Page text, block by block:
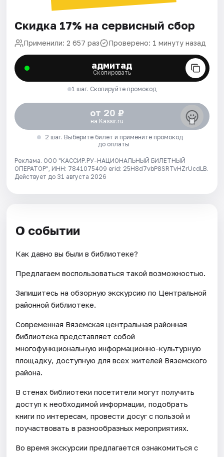
Скидка 17% на сервисный сбор
Применили: 2 657 раз Проверено: 1 минуту назад
адмитад
Скопировать
1 шаг. Скопируйте промокод
от 20 ₽
на Kassir.ru
2 шаг. Выберите билет и примените промокод
до оплаты
Реклама. ООО "КАССИР.РУ-НАЦИОНАЛЬНЫЙ БИЛЕТНЫЙ
ОПЕРАТОР", ИНН: 7841075409 erid: 25H8d7vbP8SRTvHZrUcdLB.
Действует до 31 августа 2026
О событии
Как давно вы были в библиотеке?
Предлагаем воспользоваться такой возможностью.
Запишитесь на обзорную экскурсию по Центральной
районной библиотеке.
Современная Вяземская центральная районная
библиотека представляет собой
многофункциональную информационно-культурную
площадку, доступную для всех жителей Вяземского
района.
В стенах библиотеки посетители могут получить
доступ к необходимой информации, подобрать
книги по интересам, провести досуг с пользой и
поучаствовать в разнообразных мероприятиях.
Во время экскурсии предлагается ознакомиться с